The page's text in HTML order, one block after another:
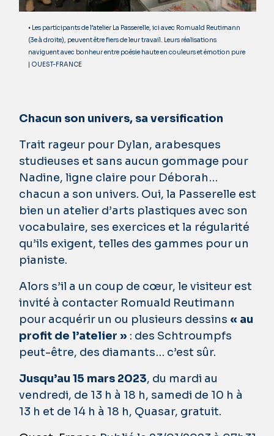
• Les participants de l’atelier La Passerelle, ici avec Romuald Reutimann
(3e à droite), peuvent être fiers de leur travail. Leurs réalisations
naviguent avec bonheur entre poésie haute en couleurs et émotion pure
| OUEST-FRANCE
Chacun son univers, sa versification
Trait rageur pour Dylan, arabesques
studieuses et sans aucun gommage pour
Nadine, ligne claire pour Déborah…
chacun a son univers. Oui, la Passerelle est
bien un atelier d’arts plastiques avec son
vocabulaire, ses exercices et la régularité
qu’ils exigent, telles des gammes pour un
pianiste.
Alors s’il a un coup de cœur, le visiteur est
invité à contacter Romuald Reutimann
pour acquérir un ou plusieurs dessins « au
profit de l’atelier » : des Schtroumpfs
peut-être, des diamants… c’est sûr.
Jusqu’au 15 mars 2023, du mardi au
vendredi, de 13 h à 18 h, samedi de 10 h à
13 h et de 14 h à 18 h, Quasar, gratuit.